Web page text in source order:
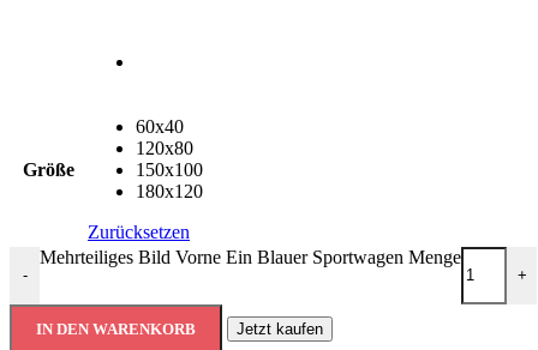
Größe
60x40
120x80
150x100
180x120
Zurücksetzen
-
Mehrteiliges Bild Vorne Ein Blauer Sportwagen Menge
+
IN DEN WARENKORB Jetzt kaufen